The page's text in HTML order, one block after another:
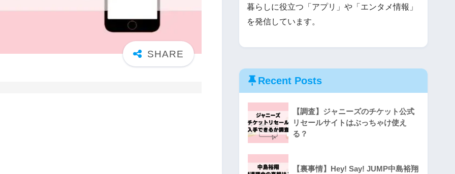
暮らしに役立つ「アプリ」や「エンタメ情報」
を発信しています。
Recent Posts
【調査】ジャニーズのチケット公式
リセールサイトはぶっちゃけ使え
る？
【裏事情】Hey! Say! JUMP中島裕翔